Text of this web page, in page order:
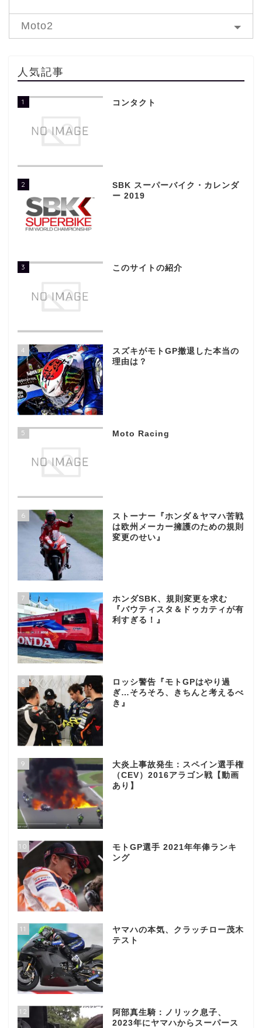
Moto2
人気記事
1 コンタクト
2
SBK スーパーバイク・カレンダ
ー 2019
3 このサイトの紹介
4
スズキがモトGP撤退した本当の
理由は？
5 Moto Racing
6
ストーナー『ホンダ＆ヤマハ苦戦
は欧州メーカー擁護のための規則
変更のせい』
7
ホンダSBK、規則変更を求む
『バウティスタ＆ドゥカティが有
利すぎる！』
8
ロッシ警告『モトGPはやり過
ぎ…そろそろ、きちんと考えるべ
き』
9
大炎上事故発生：スペイン選手権
（CEV）2016アラゴン戦【動画
あり】
10
モトGP選手 2021年年俸ランキ
ング
11
ヤマハの本気、クラッチロー茂木
テスト
12
阿部真生騎：ノリック息子、
2023年にヤマハからスーパース